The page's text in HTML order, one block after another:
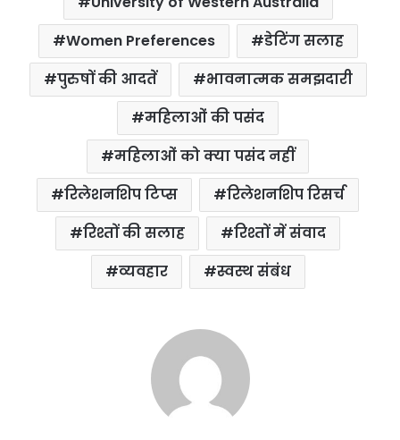
Women Preferences
डेटिंग सलाह
पुरुषों की आदतें
भावनात्मक समझदारी
महिलाओं की पसंद
महिलाओं को क्या पसंद नहीं
रिलेशनशिप टिप्स
रिलेशनशिप रिसर्च
रिश्तों की सलाह
रिश्तों में संवाद
व्यवहार
स्वस्थ संबंध